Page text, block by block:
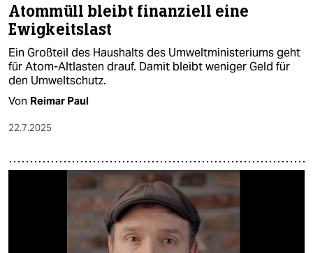
Atommüll bleibt finanziell eine
Ewigkeitslast
Ein Großteil des Haushalts des Umweltministeriums geht
für Atom-Altlasten drauf. Damit bleibt weniger Geld für
den Umweltschutz.
Von Reimar Paul
22.7.2025